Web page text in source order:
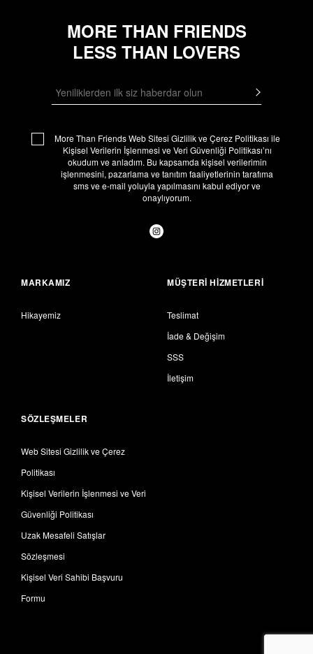
MORE THAN FRIENDS
LESS THAN LOVERS
More Than FriendsWeb Sitesi Gizlilik ve Çerez Politikası ile
Kişisel Verilerin İşlenmesi ve Veri Güvenliği Politikası’nı
okudum ve anladım. Bu kapsamda kişisel verilerimin
işlenmesini, pazarlama ve tanıtım faaliyetlerinin tarafıma
sms ve e-mail yoluyla yapılmasını kabul ediyor ve
onaylıyorum.
MARKAMIZ
Hikayemiz
MÜŞTERI HIZMETLERI
Teslimat
İade & Değişim
SSS
İletişim
SÖZLEŞMELER
Web Sitesi Gizlilik ve Çerez
Politikası
Kişisel Verilerin İşlenmesi ve Veri
Güvenliği Politikası
Uzak Mesafeli Satışlar
Sözleşmesi
Kişisel Veri Sahibi Başvuru
Formu